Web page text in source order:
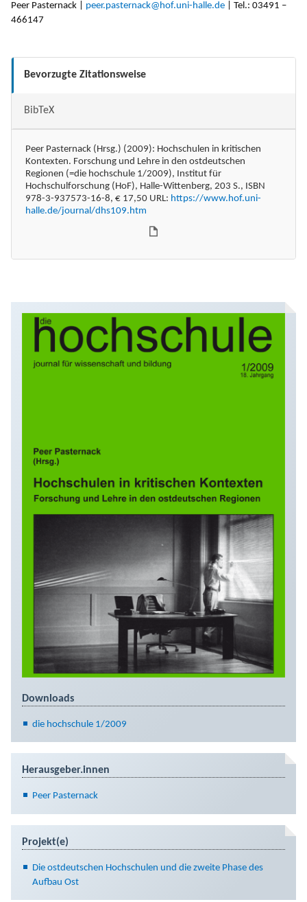
Peer Pasternack | peer.pasternack@hof.uni-halle.de | Tel.: 03491 –
466147
Bevorzugte Zitationsweise
BibTeX
Peer Pasternack (Hrsg.) (2009): Hochschulen in kritischen
Kontexten. Forschung und Lehre in den ostdeutschen
Regionen (=die hochschule 1/2009), Institut für
Hochschulforschung (HoF), Halle-Wittenberg, 203 S., ISBN
978-3-937573-16-8, € 17,50 URL: https://www.hof.uni-
halle.de/journal/dhs109.htm
Downloads
die hochschule 1/2009
Herausgeber.innen
Peer Pasternack
Projekt(e)
Die ostdeutschen Hochschulen und die zweite Phase des
Aufbau Ost